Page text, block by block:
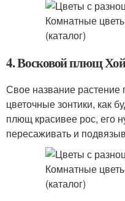
4. Восковой плющ
Свое название
цветочные зонтики, как
плющ красивее рос, его
пересаживать и